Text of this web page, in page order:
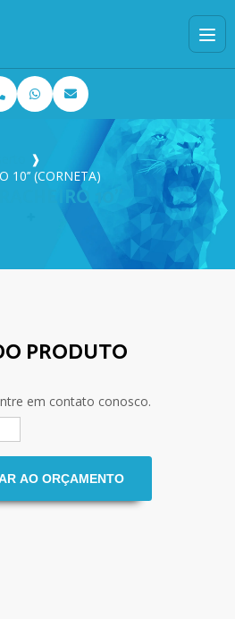
❱
10’’ (CORNETA)
10’’
PRODUTO
em contato conosco.